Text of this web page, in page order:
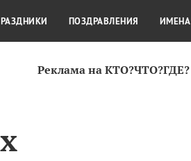
Реклама на КТО?ЧТО?ГДЕ?
КРАСОТА
ПОЗДРАВЛЕНИЯ ИМЕНА